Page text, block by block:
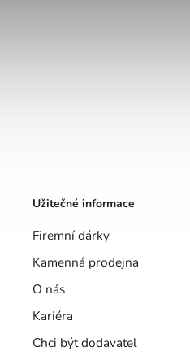
Užitečné informace
Firemní dárky
Kamenná prodejna
O nás
Kariéra
Chci být dodavatel